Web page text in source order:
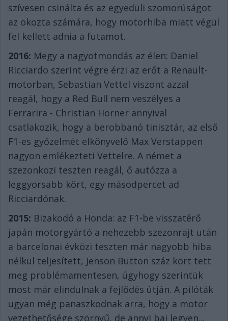
szívesen csinálta és az egyedüli szomorúságot
az okozta számára, hogy motorhiba miatt végül
fel kellett adnia a futamot.
2016: Megy a nagyotmondás az élen: Daniel
Ricciardo szerint végre érzi az erőt a Renault-
motorban, Sebastian Vettel viszont azzal
reagál, hogy a Red Bull nem veszélyes a
Ferrarira - Christian Horner annyival
csatlakozik, hogy a berobbanó tinisztár, az első
F1-es győzelmét elkönyvelő Max Verstappen
nagyon emlékezteti Vettelre. A német a
szezonközi teszten reagál, ő autózza a
leggyorsabb kört, egy másodpercet ad
Ricciardónak.
2015: Bizakodó a Honda: az F1-be visszatérő
japán motorgyártó a nehezebb szezonrajt után
a barcelonai évközi teszten már nagyobb hiba
nélkül teljesített, Jenson Button száz kört tett
meg problémamentesen, úgyhogy szerintük
most már elindulnak a fejlődés útján. A pilóták
ugyan még panaszkodnak arra, hogy a motor
vezethetősége szörnyű, de annyi baj legyen...